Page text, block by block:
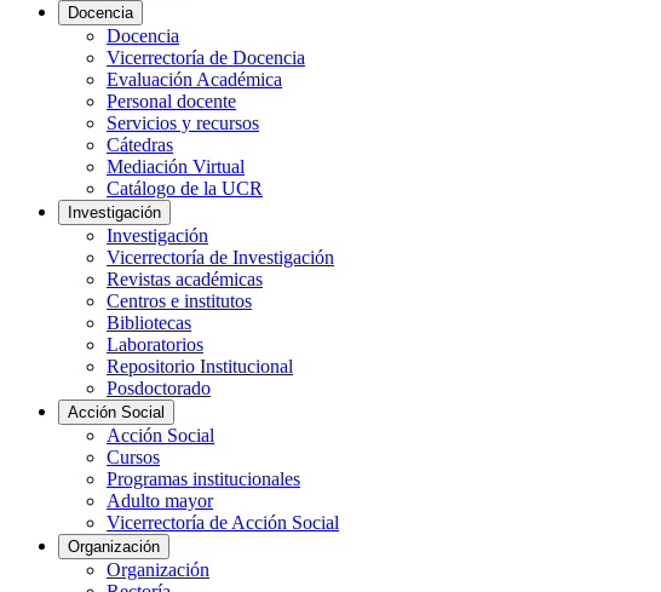
Docencia
Docencia
Vicerrectoría de Docencia
Evaluación Académica
Personal docente
Servicios y recursos
Cátedras
Mediación Virtual
Catálogo de la UCR
Investigación
Investigación
Vicerrectoría de Investigación
Revistas académicas
Centros e institutos
Bibliotecas
Laboratorios
Repositorio Institucional
Posdoctorado
Acción Social
Acción Social
Cursos
Programas institucionales
Adulto mayor
Vicerrectoría de Acción Social
Organización
Organización